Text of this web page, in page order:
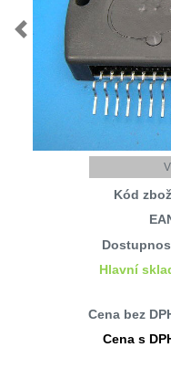
Previous
Kód
Hlavní
Cena bez
Cena s